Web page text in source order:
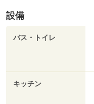
設備
バス・トイレ
キッチン